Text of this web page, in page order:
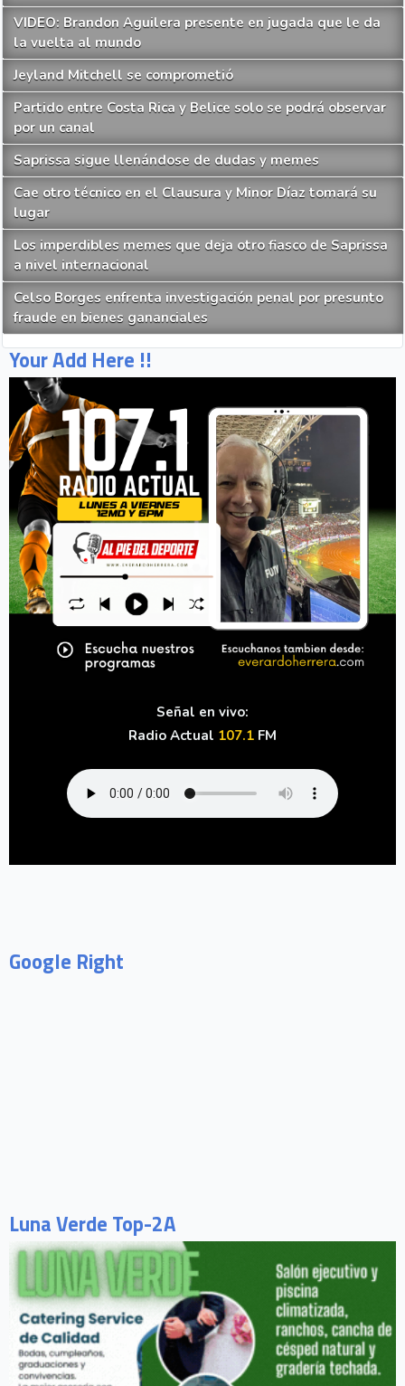
VIDEO: Brandon Aguilera presente en jugada que le da
la vuelta al mundo
Jeyland Mitchell se comprometió
Partido entre Costa Rica y Belice solo se podrá observar
por un canal
Saprissa sigue llenándose de dudas y memes
Cae otro técnico en el Clausura y Minor Díaz tomará su
lugar
Los imperdibles memes que deja otro fiasco de Saprissa
a nivel internacional
Celso Borges enfrenta investigación penal por presunto
fraude en bienes gananciales
Your Add Here !!
Señal en vivo:
Radio Actual 107.1 FM
Google Right
Luna Verde Top-2A